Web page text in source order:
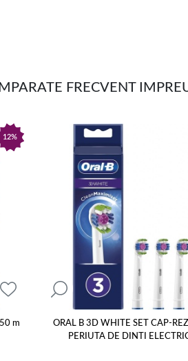
FRECVENT
12%
m
ORAL B 3D WHITE SET CAP-
PERIUTA DE DINTI